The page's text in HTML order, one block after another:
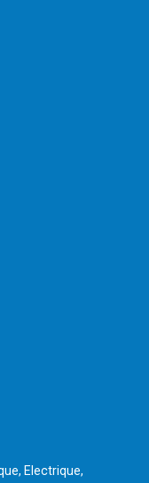
Electrique,